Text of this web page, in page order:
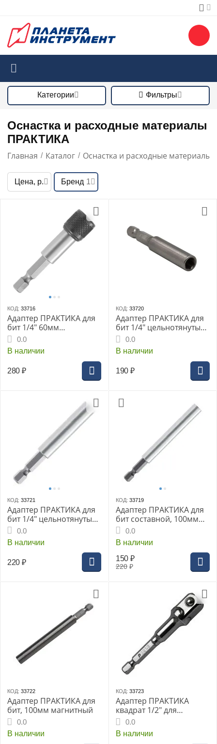
Категории Фильтры
Оснастка и расходные материалы
ПРАКТИКА
Главная / Каталог / Оснастка и расходные материалы
Цена, р. Бренд 1
КОД: 33716
Адаптер ПРАКТИКА для
бит 1/4" 60мм
магнитный с
фиксатором (блистер)
(773-088)
0.0
В наличии
280 ₽
КОД: 33720
Адаптер ПРАКТИКА для
бит 1/4" цельнотянутый
60мм магнитный
(блистер) (036-605)
0.0
В наличии
190 ₽
КОД: 33721
Адаптер ПРАКТИКА для
бит 1/4" цельнотянутый
75мм магнитный
(блистер) (773-064)
0.0
В наличии
220 ₽
КОД: 33719
Адаптер ПРАКТИКА для
бит составной, 100мм
магнитный 1/4"
0.0
В наличии
220 ₽
150 ₽
КОД: 33722
Адаптер ПРАКТИКА для
бит, 100мм магнитный
0.0
В наличии
КОД: 33723
Адаптер ПРАКТИКА
квадрат 1/2" для
головок, длина 75мм
хвост.шестигранник 1/4"
(776-713)
0.0
В наличии